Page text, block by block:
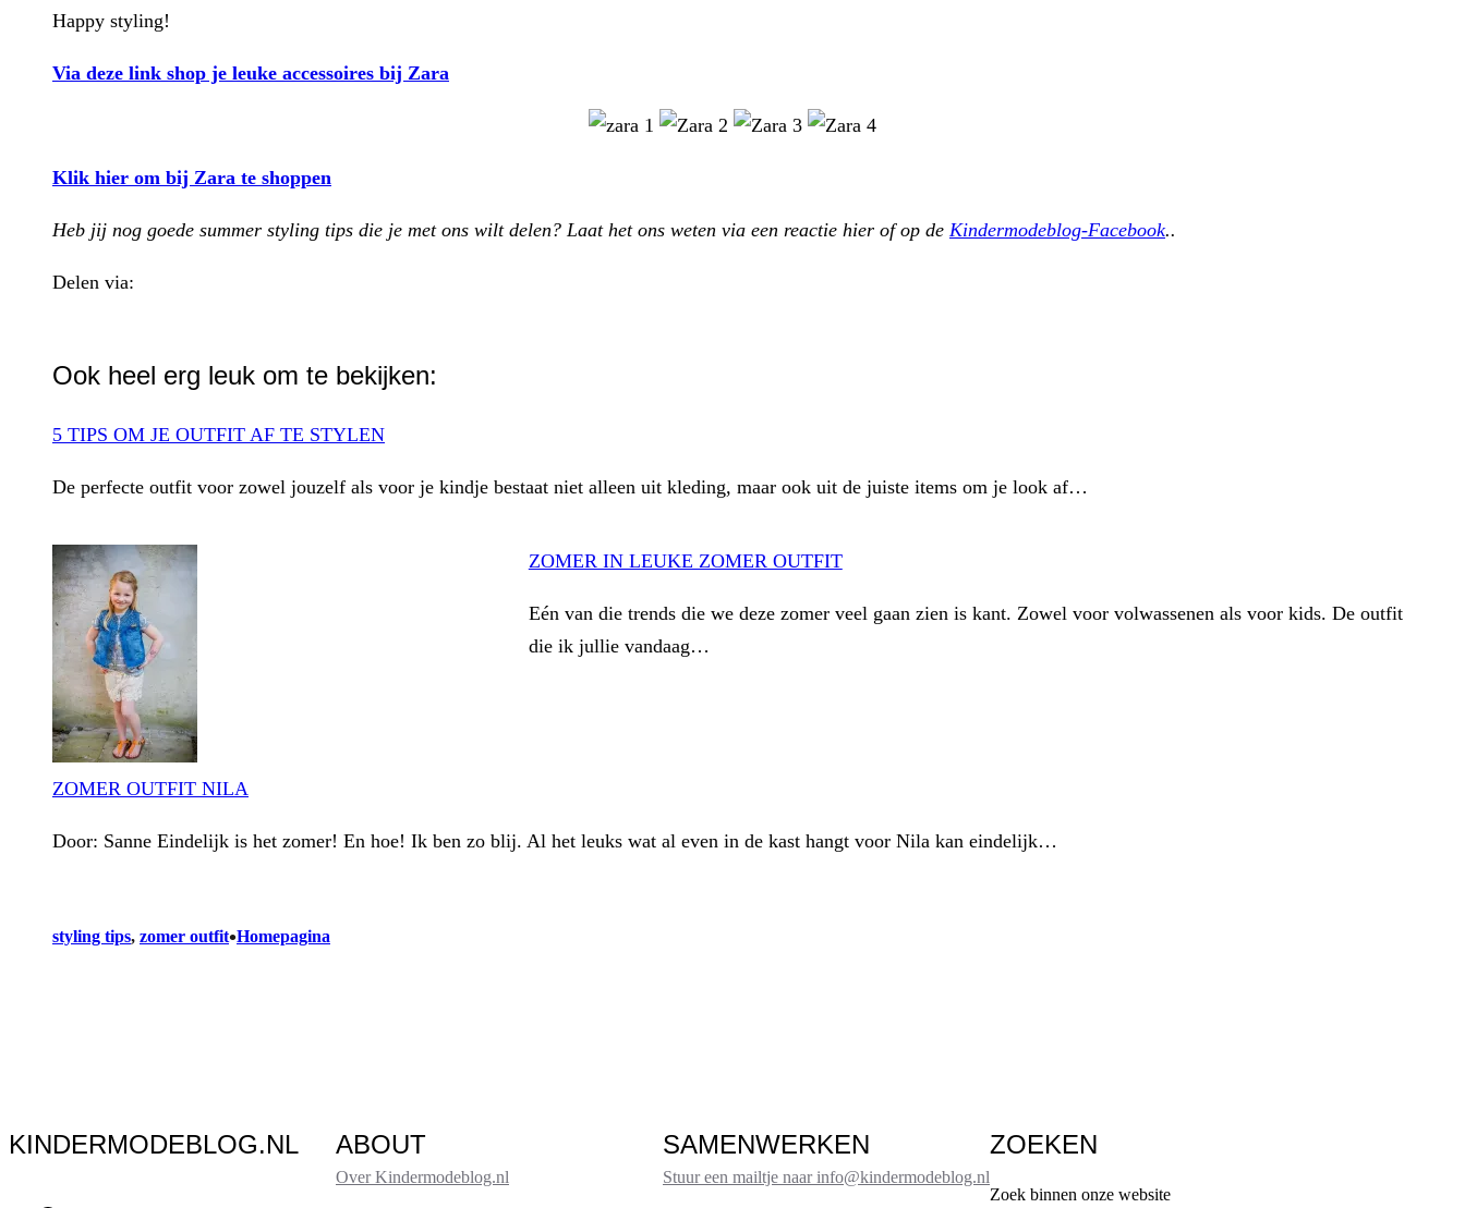
Happy styling!
Via deze link shop je leuke accessoires bij Zara
Klik hier om bij Zara te shoppen
Heb jij nog goede summer styling tips die je met ons wilt delen? Laat het ons weten via een reactie hier of op de Kindermodeblog-Facebook..
Delen via:
Ook heel erg leuk om te bekijken:
5 TIPS OM JE OUTFIT AF TE STYLEN
De perfecte outfit voor zowel jouzelf als voor je kindje bestaat niet alleen uit kleding, maar ook uit de juiste items om je look af…
ZOMER IN LEUKE ZOMER OUTFIT
Eén van die trends die we deze zomer veel gaan zien is kant. Zowel voor volwassenen als voor kids. De outfit
die ik jullie vandaag…
ZOMER OUTFIT NILA
Door: Sanne Eindelijk is het zomer! En hoe! Ik ben zo blij. Al het leuks wat al even in de kast hangt voor Nila kan eindelijk…
styling tips, zomer outfit•Homepagina
KINDERMODEBLOG.NL ABOUT
Over Kindermodeblog.nl
SAMENWERKEN
Stuur een mailtje naar info@kindermodeblog.nl
ZOEKEN
Zoek binnen onze website